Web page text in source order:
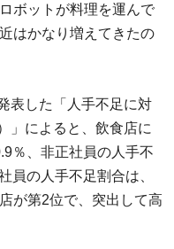
ボットが料理を運んで
はかなり増えてきたの
表した「人手不足に対
」によると、飲食店に
％、非正社員の人手不
員の人手不足割合は、
が第2位で、突出して高